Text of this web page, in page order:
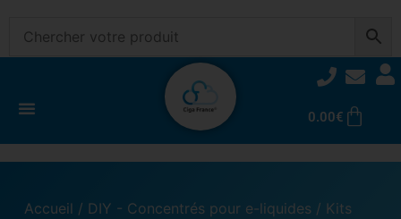
0.00€
Accueil / DIY - Concentrés pour e-liquides / Kits